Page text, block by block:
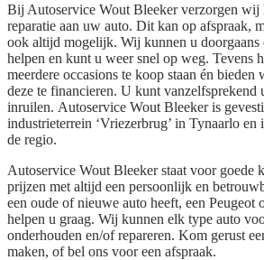
Bij Autoservice Wout Bleeker verzorgen wij
reparatie aan uw auto. Dit kan op afspraak,
ook altijd mogelijk. Wij kunnen u doorgaans
helpen en kunt u weer snel op weg. Tevens
meerdere occasions te koop staan én
deze te financieren. U kunt vanzelfsprekend
inruilen. Autoservice Wout Bleeker is
industrieterrein ‘Vriezerbrug’ in Tynaarlo en
de regio.
Autoservice Wout Bleeker staat voor goede
prijzen met altijd een persoonlijk en
een oude of nieuwe auto heeft, een
helpen u graag. Wij kunnen elk type auto
onderhouden en/of repareren. Kom gerust
maken, of bel ons voor een afspraak.